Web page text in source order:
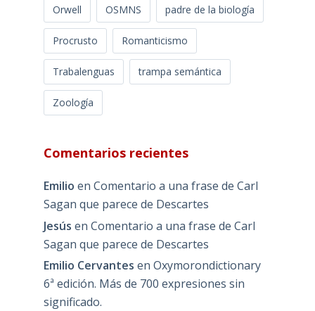
Orwell OSMNS padre de la biología
Procrusto Romanticismo
Trabalenguas trampa semántica
Zoología
Comentarios recientes
Emilio en Comentario a una frase de Carl
Sagan que parece de Descartes
Jesús en Comentario a una frase de Carl
Sagan que parece de Descartes
Emilio Cervantes en Oxymorondictionary
6ª edición. Más de 700 expresiones sin
significado.